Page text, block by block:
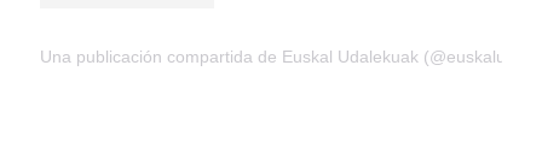
Una publicación compartida de Euskal Udalekuak